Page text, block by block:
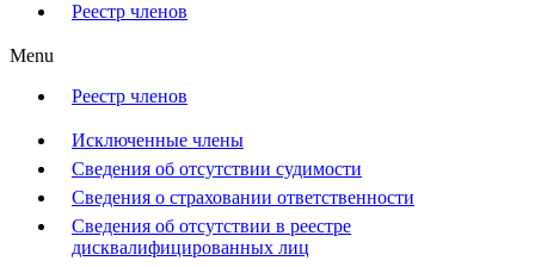
Реестр членов
Menu
Реестр членов
Исключенные члены
Сведения об отсутствии судимости
Сведения о страховании ответственности
Сведения об отсутствии в реестре
дисквалифицированных лиц